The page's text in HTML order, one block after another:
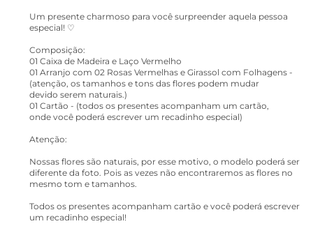
Um presente charmoso para você surpreender aquela pessoa
especial! ♡
Composição:
01 Caixa de Madeira e Laço Vermelho
01 Arranjo com 02 Rosas Vermelhas e Girassol com Folhagens -
(atenção, os tamanhos e tons das flores podem mudar
devido serem naturais.)
01 Cartão - (todos os presentes acompanham um cartão,
onde você poderá escrever um recadinho especial)
Atenção:
Nossas flores são naturais, por esse motivo, o modelo poderá ser
diferente da foto. Pois as vezes não encontraremos as flores no
mesmo tom e tamanhos.
Todos os presentes acompanham cartão e você poderá escrever
um recadinho especial!